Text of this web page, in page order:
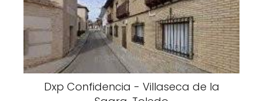
Dxp Confidencia - Villaseca de la